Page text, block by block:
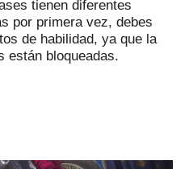
tienen diferentes
por primera vez, debes
de habilidad, ya que la
están bloqueadas.